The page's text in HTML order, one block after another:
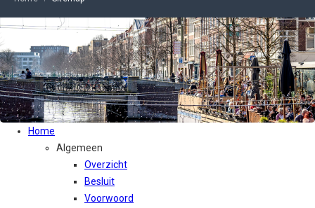
Home
Algemeen
Overzicht
Besluit
Voorwoord